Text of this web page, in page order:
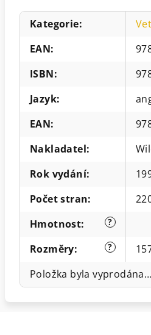
Kategorie:
EAN:
ISBN:
Jazyk:
EAN:
Nakladatel:
Rok vydání:
Počet stran:
?
Hmotnost:
?
Rozměry:
Položka byla vyprodána…